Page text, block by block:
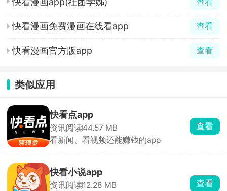
快看漫画免费漫画在线看app 查看
快看漫画官方版app 查看
类似应用
快看点app
资讯阅读44.57 MB
看新闻、看视频还能赚钱的app
查看
快看小说app
资讯阅读12.28 MB
查看